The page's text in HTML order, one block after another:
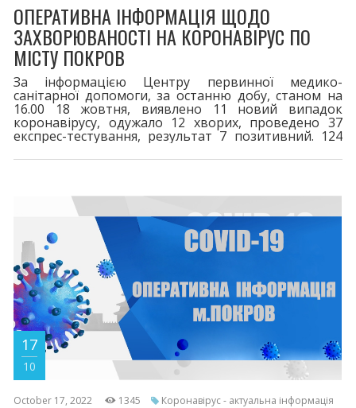
ОПЕРАТИВНА ІНФОРМАЦІЯ ЩОДО
ЗАХВОРЮВАНОСТІ НА КОРОНАВІРУС ПО
МІСТУ ПОКРОВ
За інформацією Центру первинної медико-
санітарної допомоги, за останню добу, станом на
16.00 18 жовтня, виявлено 11 новий випадок
коронавірусу, одужало 12 хворих, проведено 37
експрес-тестування, результат 7 позитивний. 124
у місті зареєстровано 8262 випадків захворювання
четверта - 148. Шановні покровчани! При перших
симптомах хвороби телефонуйте
17
10
October 17, 2022 1345 Коронавірус - актуальна інформація